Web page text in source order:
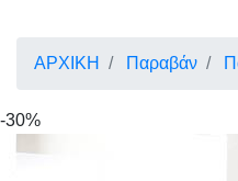
ΑΡΧΙΚΗ Παραβάν
-30%